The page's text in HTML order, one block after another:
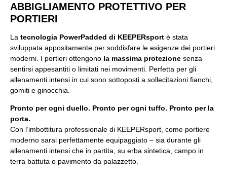
ABBIGLIAMENTO PROTETTIVO PER
PORTIERI
La tecnologia PowerPadded di KEEPERsport è stata
sviluppata appositamente per soddisfare le esigenze dei portieri
moderni. I portieri ottengono la massima protezione senza
sentirsi appesantiti o limitati nei movimenti. Perfetta per gli
allenamenti intensi in cui sono sottoposti a sollecitazioni fianchi,
gomiti e ginocchia.
Pronto per ogni duello. Pronto per ogni tuffo. Pronto per la
porta.
Con l’imbottitura professionale di KEEPERsport, come portiere
moderno sarai perfettamente equipaggiato – sia durante gli
allenamenti intensi che in partita, su erba sintetica, campo in
terra battuta o pavimento da palazzetto.